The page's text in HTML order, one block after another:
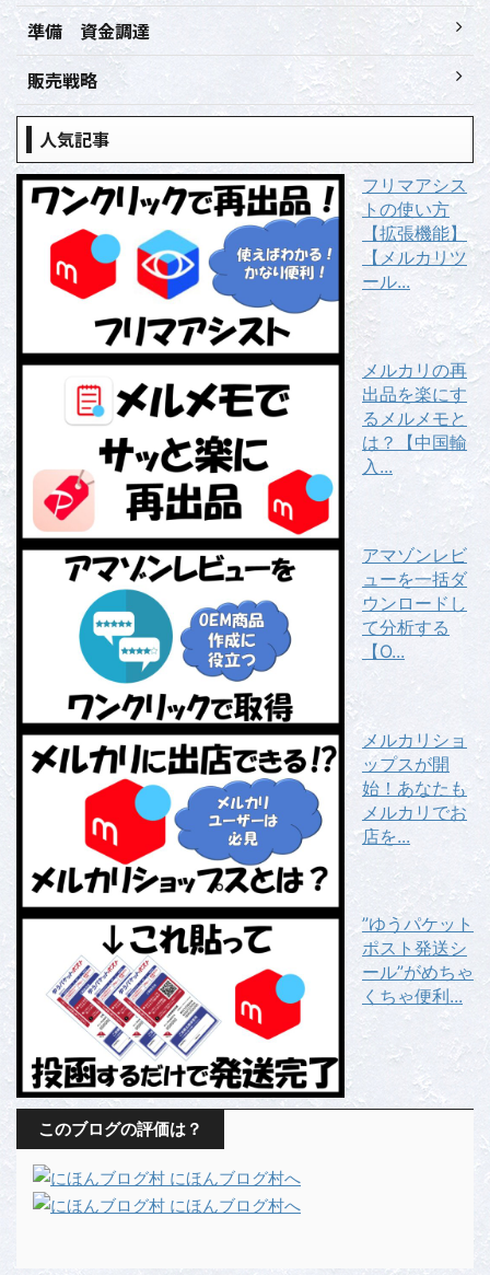
準備 資金調達
販売戦略
人気記事
フリマアシス
トの使い方
【拡張機能】
【メルカリツ
ール...
メルカリの再
出品を楽にす
るメルメモと
は？【中国輸
入...
アマゾンレビ
ューを一括ダ
ウンロードし
て分析する
【O...
メルカリショ
ップスが開
始！あなたも
メルカリでお
店を...
”ゆうパケット
ポスト発送シ
ール”がめちゃ
くちゃ便利...
このブログの評価は？